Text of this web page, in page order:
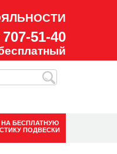
51-40
НА БЕСПЛАТНУЮ
ПОДВЕСКИ